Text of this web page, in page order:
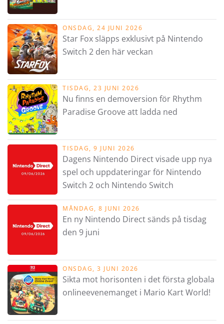
ONSDAG, 24 JUNI 2026
Star Fox släpps exklusivt på Nintendo
Switch 2 den här veckan
TISDAG, 23 JUNI 2026
Nu finns en demoversion för Rhythm
Paradise Groove att ladda ned
TISDAG, 9 JUNI 2026
Dagens Nintendo Direct visade upp nya
spel och uppdateringar för Nintendo
Switch 2 och Nintendo Switch
MÅNDAG, 8 JUNI 2026
En ny Nintendo Direct sänds på tisdag
den 9 juni
ONSDAG, 3 JUNI 2026
Sikta mot horisonten i det första globala
onlineevenemanget i Mario Kart World!